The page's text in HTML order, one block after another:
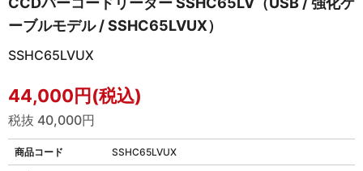
ーブルモデル / SSHC65LVUX）
SSHC65LVUX
44,000円(税込)
税抜 40,000円
商品コード SSHC65LVUX